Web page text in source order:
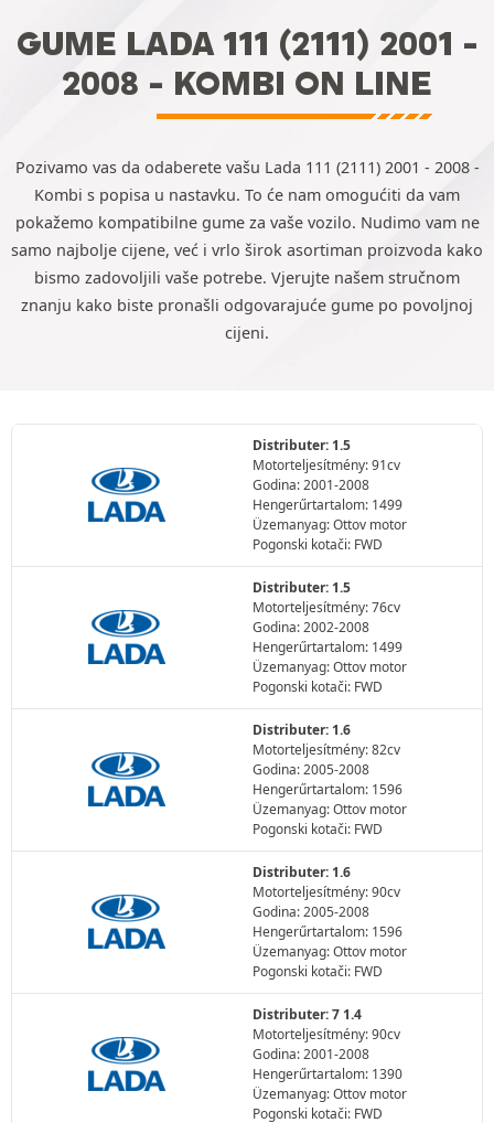
GUME LADA 111 (2111) 2001 -
2008 - KOMBI ON LINE
Pozivamo vas da odaberete vašu Lada 111 (2111) 2001 - 2008 -
Kombi s popisa u nastavku. To će nam omogućiti da vam
pokažemo kompatibilne gume za vaše vozilo. Nudimo vam ne
samo najbolje cijene, već i vrlo širok asortiman proizvoda kako
bismo zadovoljili vaše potrebe. Vjerujte našem stručnom
znanju kako biste pronašli odgovarajuće gume po povoljnoj
cijeni.
Distributer: 1.5
Motorteljesítmény: 91cv
Godina: 2001-2008
Hengerűrtartalom: 1499
Üzemanyag: Ottov motor
Pogonski kotači: FWD
Distributer: 1.5
Motorteljesítmény: 76cv
Godina: 2002-2008
Hengerűrtartalom: 1499
Üzemanyag: Ottov motor
Pogonski kotači: FWD
Distributer: 1.6
Motorteljesítmény: 82cv
Godina: 2005-2008
Hengerűrtartalom: 1596
Üzemanyag: Ottov motor
Pogonski kotači: FWD
Distributer: 1.6
Motorteljesítmény: 90cv
Godina: 2005-2008
Hengerűrtartalom: 1596
Üzemanyag: Ottov motor
Pogonski kotači: FWD
Distributer: 7 1.4
Motorteljesítmény: 90cv
Godina: 2001-2008
Hengerűrtartalom: 1390
Üzemanyag: Ottov motor
Pogonski kotači: FWD